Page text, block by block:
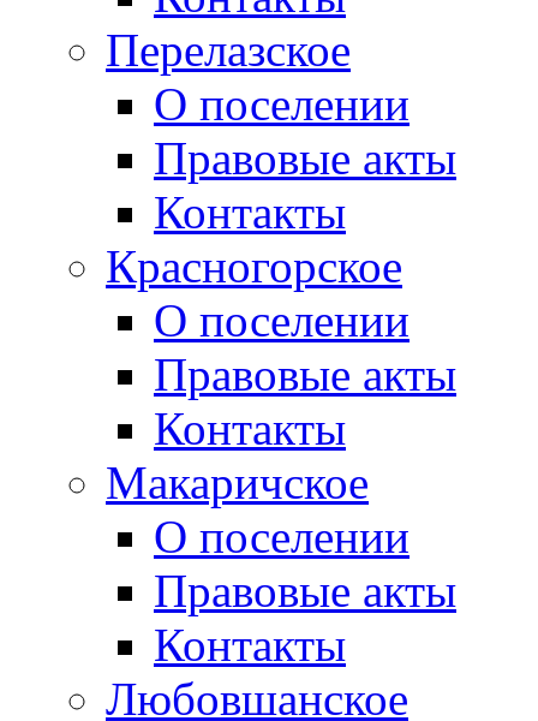
Перелазское
О поселении
Правовые акты
Контакты
Красногорское
О поселении
Правовые акты
Контакты
Макаричское
О поселении
Правовые акты
Контакты
Любовшанское